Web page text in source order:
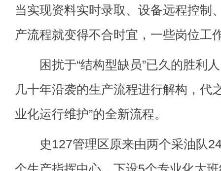
当实现资料实时录取、设备远程控制
产流程就变得不合时宜，一些岗位工
困扰于“结构型缺员”已久的胜利人
几十年沿袭的生产流程进行解构，代
业化运行维护”的全新流程。
史127管理区原来由两个采油队24